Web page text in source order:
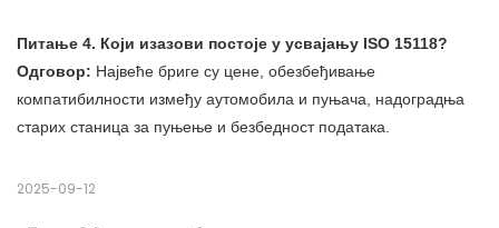
Питање 4. Који изазови постоје у усвајању ISO 15118?
Одговор: Највеће бриге су цене, обезбеђивање
компатибилности између аутомобила и пуњача, надоградња
старих станица за пуњење и безбедност података.
2025-09-12